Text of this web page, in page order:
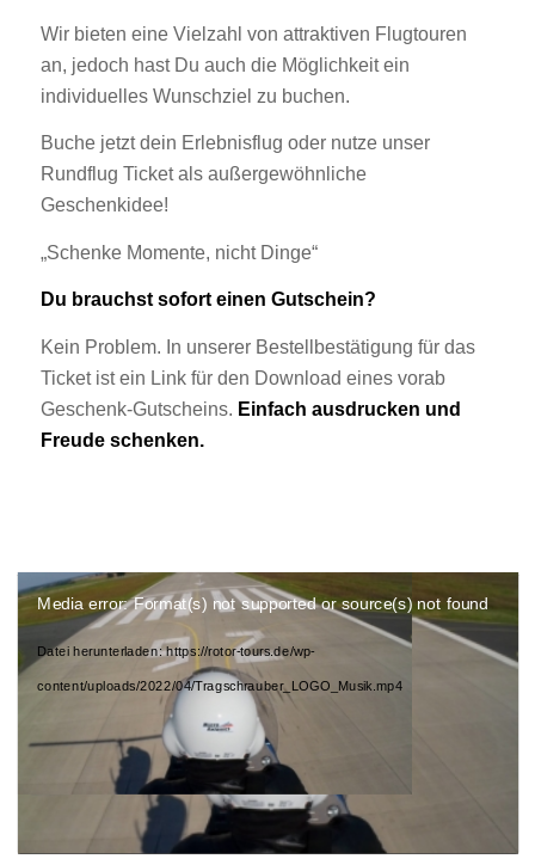
Wir bieten eine Vielzahl von attraktiven Flugtouren
an, jedoch hast Du auch die Möglichkeit ein
individuelles Wunschziel zu buchen.
Buche jetzt dein Erlebnisflug oder nutze unser
Rundflug Ticket als außergewöhnliche
Geschenkidee!
„Schenke Momente, nicht Dinge“
Du brauchst sofort einen Gutschein?
Kein Problem. In unserer Bestellbestätigung für das
Ticket ist ein Link für den Download eines vorab
Geschenk-Gutscheins. Einfach ausdrucken und
Freude schenken.
Media error: Format(s) not supported or source(s) not found
Datei herunterladen: https://rotor-tours.de/wp-
content/uploads/2022/04/Tragschrauber_LOGO_Musik.mp4